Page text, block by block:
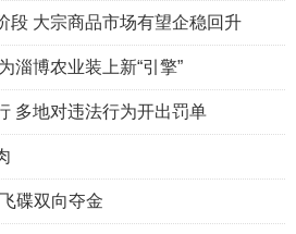
段 大宗商品市场有望企稳回升
淄博农业装上新“引擎”
多地对违法行为开出罚单
碟双向夺金